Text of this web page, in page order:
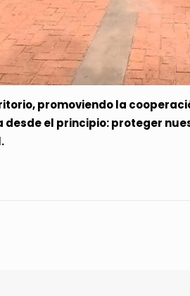
promoviendo la
el principio: proteger